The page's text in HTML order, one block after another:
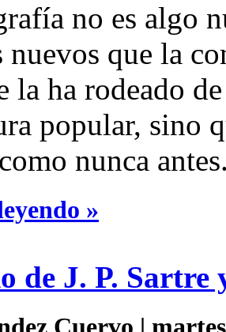
no es algo
nuevos que la
la ha rodeado
popular, sino
nunca
»
de J. P. Sartre